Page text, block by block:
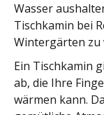
Wasser
Tischkamin bei
Wintergärten zu
Ein Tischkamin
ab, die Ihre
wärmen kann.